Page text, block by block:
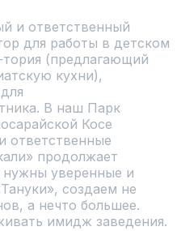
и ответственный
для работы в детском
тория (предлагающий
кухни),
В наш Парк
Косе
ответственные
продолжает
нужны уверенные и
создаем не
а нечто большее.
имидж заведения.